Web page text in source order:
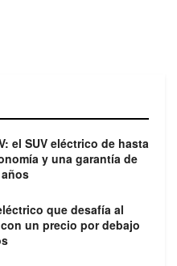
el SUV eléctrico de hasta
y una garantía de
que desafía al
un precio por debajo